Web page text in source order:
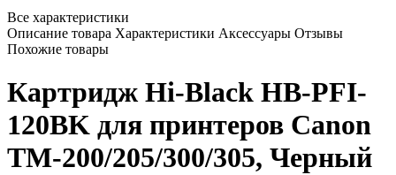
Все характеристики
Описание товара Характеристики Аксессуары Отзывы
Похожие товары
Картридж Hi-Black HB-PFI-
120BK для принтеров Canon
TM-200/205/300/305, Черный